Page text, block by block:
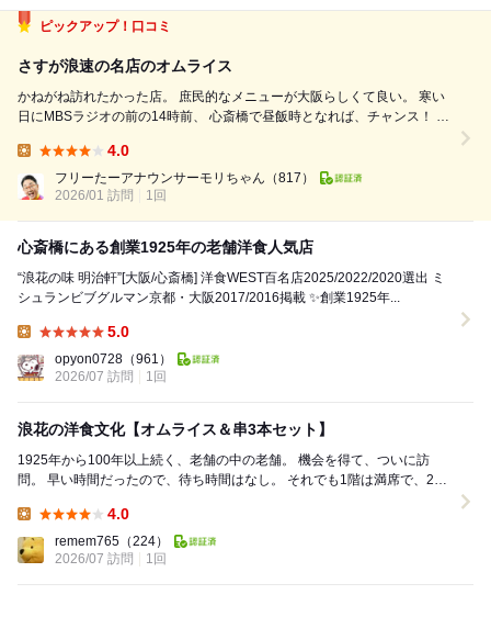
ピックアップ！口コミ
さすが浪速の名店のオムライス
かねがね訪れたかった店。 庶民的なメニューが大阪らしくて良い。 寒い
日にMBSラジオの前の14時前、 心斎橋で昼飯時となれば、チャンス！ 案
4.0
フリーたーアナウンサーモリちゃん （817）
2026/01 訪問
1回
心斎橋にある創業1925年の老舗洋食人気店
“浪花の味 明治軒”[大阪/心斎橋] 洋食WEST百名店2025/2022/2020選出 ミ
シュランビブグルマン京都・大阪2017/2016掲載 ✨創業1925年...
5.0
opyon0728 （961）
2026/07 訪問
1回
浪花の洋食文化【オムライス＆串3本セット】
1925年から100年以上続く、老舗の中の老舗。 機会を得て、ついに訪
問。 早い時間だったので、待ち時間はなし。 それでも1階は満席で、2階
4.0
remem765 （224）
2026/07 訪問
1回